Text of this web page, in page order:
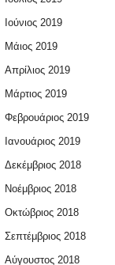
Ιούνιος 2019
Μάιος 2019
Απρίλιος 2019
Μάρτιος 2019
Φεβρουάριος 2019
Ιανουάριος 2019
Δεκέμβριος 2018
Νοέμβριος 2018
Οκτώβριος 2018
Σεπτέμβριος 2018
Αύγουστος 2018